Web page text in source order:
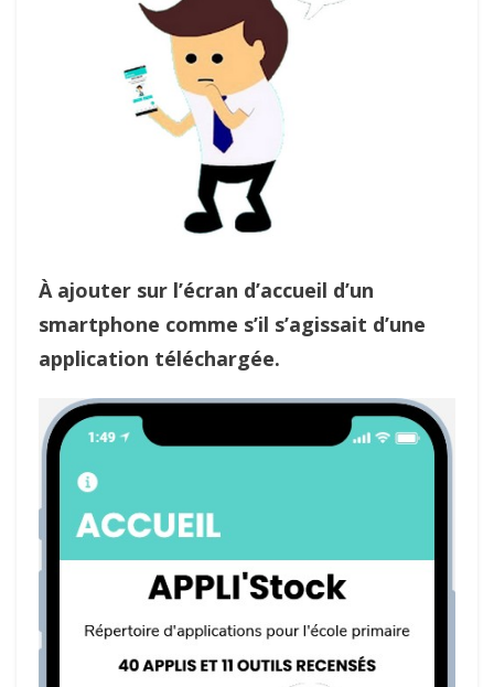
À ajouter sur l’écran d’accueil d’un
smartphone comme s’il s’agissait d’une
application téléchargée.